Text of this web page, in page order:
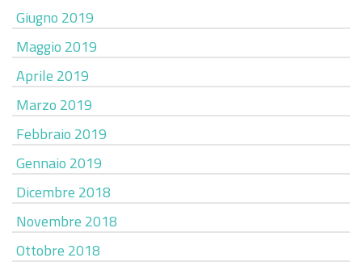
Giugno 2019
Maggio 2019
Aprile 2019
Marzo 2019
Febbraio 2019
Gennaio 2019
Dicembre 2018
Novembre 2018
Ottobre 2018